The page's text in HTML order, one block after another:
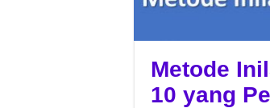
Metode
10 yang